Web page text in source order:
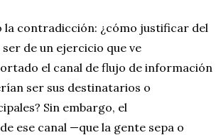
la contradicción: ¿cómo justificar del
de un ejercicio que ve
el canal de flujo de información
ser sus destinatarios o
Sin embargo, el
ese canal —que la gente sepa o